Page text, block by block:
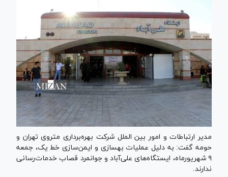
مدیر ارتباطات و امور بین الملل شرکت بهره‌برداری متروی تهران و
حومه گفت: به دلیل عملیات بهسازی و ایمن‌سازی خط یک، جمعه
۹ شهریورماه، ایستگاه‌های علی‌آباد و جوانمرد قصاب خدمات‌رسانی
ندارند.